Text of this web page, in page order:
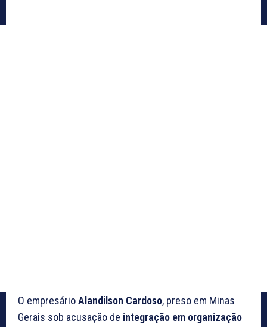
O empresárioAlandilson Cardoso, preso em Minas
Gerais sob acusação de integração em organização